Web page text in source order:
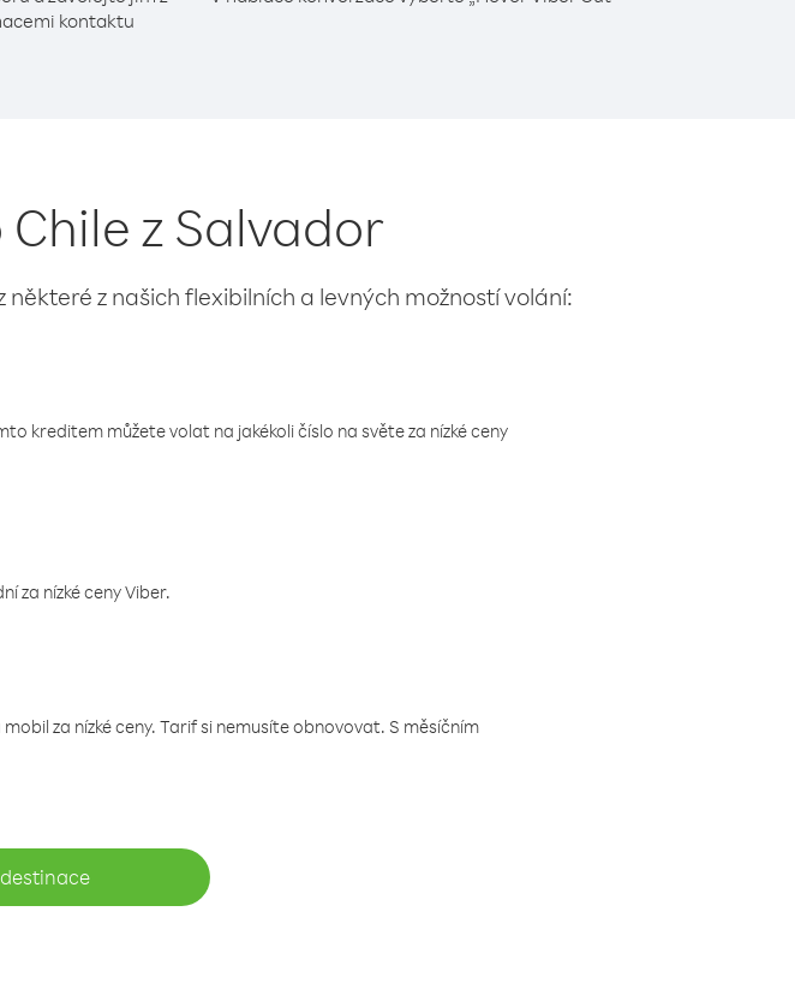
kontaktu
z Salvador
z našich flexibilních a levných možností volání:
kreditem můžete volat na jakékoli číslo na světe za nízké ceny
za nízké ceny Viber.
za nízké ceny. Tarif si nemusíte obnovovat. S měsíčním